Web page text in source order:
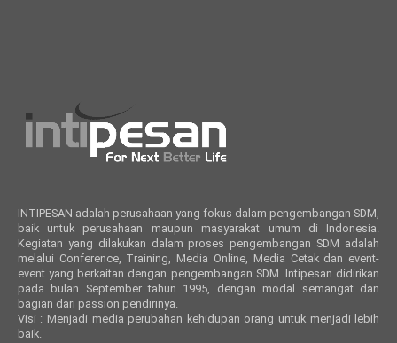
INTIPESAN adalah perusahaan yang fokus dalam pengembangan SDM,
baik untuk perusahaan maupun masyarakat umum di Indonesia.
Kegiatan yang dilakukan dalam proses pengembangan SDM adalah
melalui Conference, Training, Media Online, Media Cetak dan event-
event yang berkaitan dengan pengembangan SDM. Intipesan didirikan
pada bulan September tahun 1995, dengan modal semangat dan
bagian dari passion pendirinya.
Visi : Menjadi media perubahan kehidupan orang untuk menjadi lebih
baik.